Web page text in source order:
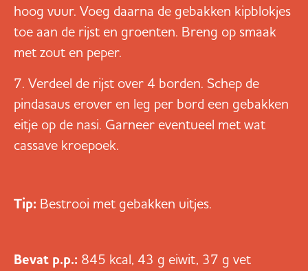
hoog vuur. Voeg daarna de gebakken kipblokjes
toe aan de rijst en groenten. Breng op smaak
met zout en peper.
Verdeel de rijst over 4 borden. Schep de
pindasaus erover en leg per bord een gebakken
eitje op de nasi. Garneer eventueel met wat
cassave kroepoek.
Tip: Bestrooi met gebakken uitjes.
Bevat p.p.: 845 kcal, 43 g eiwit, 37 g vet